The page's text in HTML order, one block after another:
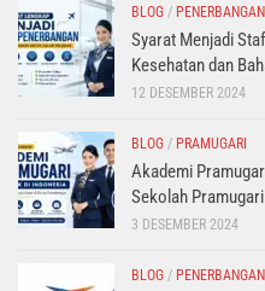
BLOG / PENERBANGAN
Syarat Menjadi
Kesehatan dan
12 DESEMBER 2024
BLOG / PRAMUGARI
Akademi
Sekolah Pramugari
3 DESEMBER 2024
BLOG / PENERBANGAN